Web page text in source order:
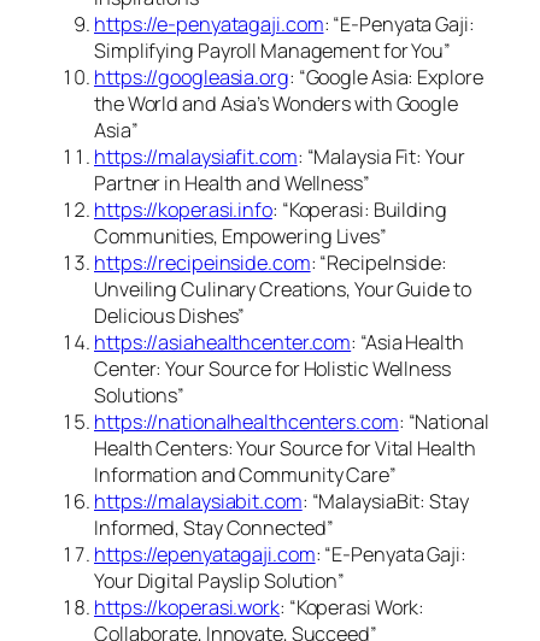
https://e-penyatagaji.com: “E-Penyata Gaji:
Simplifying Payroll Management for You”
https://googleasia.org: “Google Asia: Explore
the World and Asia’s Wonders with Google
Asia”
https://malaysiafit.com: “Malaysia Fit: Your
Partner in Health and Wellness”
https://koperasi.info: “Koperasi: Building
Communities, Empowering Lives”
https://recipeinside.com: “RecipeInside:
Unveiling Culinary Creations, Your Guide to
Delicious Dishes”
https://asiahealthcenter.com: “Asia Health
Center: Your Source for Holistic Wellness
Solutions”
https://nationalhealthcenters.com: “National
Health Centers: Your Source for Vital Health
Information and Community Care”
https://malaysiabit.com: “MalaysiaBit: Stay
Informed, Stay Connected”
https://epenyatagaji.com: “E-Penyata Gaji:
Your Digital Payslip Solution”
https://koperasi.work: “Koperasi Work:
Collaborate, Innovate, Succeed”